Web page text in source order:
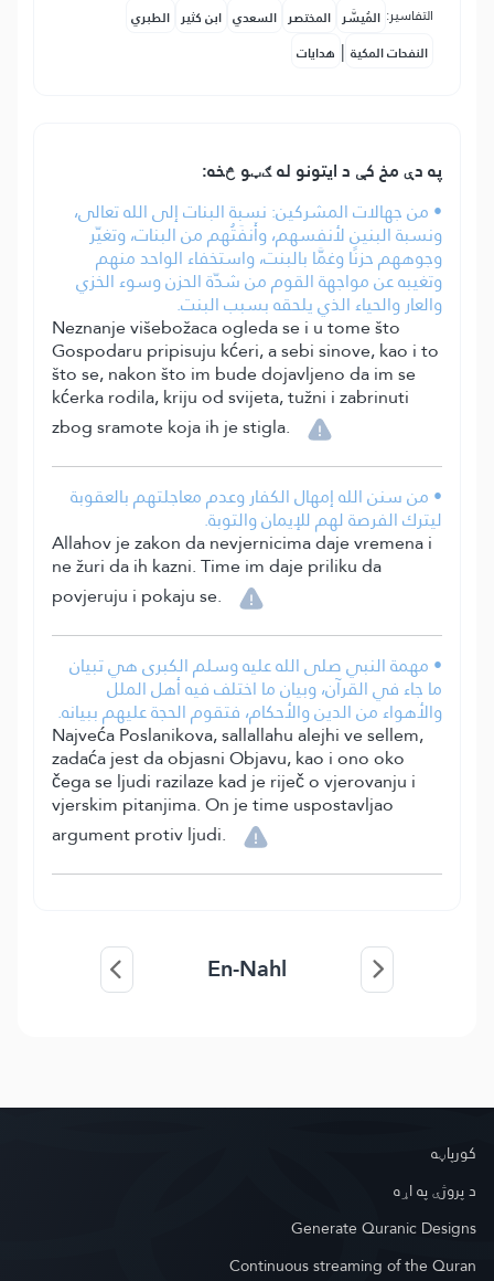
التفاسير: المُيسَّر المختصر السعدي ابن كثير الطبري
النفحات المكية | هدايات
په دې مخ کې د ایتونو له ګټو څخه:
• من جهالات المشركين: نسبة البنات إلى الله تعالى،
ونسبة البنين لأنفسهم، وأَنفَتُهم من البنات، وتغيّر
وجوههم حزنًا وغمَّا بالبنت، واستخفاء الواحد منهم
وتغيبه عن مواجهة القوم من شدّة الحزن وسوء الخزي
والعار والحياء الذي يلحقه بسبب البنت.
Neznanje višebožaca ogleda se i u tome što
Gospodaru pripisuju kćeri, a sebi sinove, kao i to
što se, nakon što im bude dojavljeno da im se
kćerka rodila, kriju od svijeta, tužni i zabrinuti
zbog sramote koja ih je stigla.
• من سنن الله إمهال الكفار وعدم معاجلتهم بالعقوبة
ليترك الفرصة لهم للإيمان والتوبة.
Allahov je zakon da nevjernicima daje vremena i
ne žuri da ih kazni. Time im daje priliku da
povjeruju i pokaju se.
• مهمة النبي صلى الله عليه وسلم الكبرى هي تبيان
ما جاء في القرآن، وبيان ما اختلف فيه أهل الملل
والأهواء من الدين والأحكام، فتقوم الحجة عليهم ببيانه.
Najveća Poslanikova, sallallahu alejhi ve sellem,
zadaća jest da objasni Objavu, kao i ono oko
čega se ljudi razilaze kad je riječ o vjerovanju i
vjerskim pitanjima. On je time uspostavljao
argument protiv ljudi.
En-Nahl
کور‌پاڼه
د پروژې په اړه
Generate Quranic Designs
Continuous streaming of the Quran